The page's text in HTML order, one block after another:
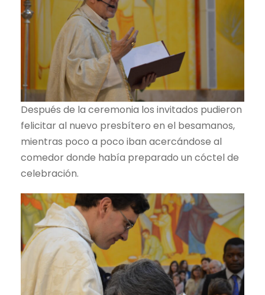
Después de la ceremonia los invitados pudieron
felicitar al nuevo presbítero en el besamanos,
mientras poco a poco iban acercándose al
comedor donde había preparado un cóctel de
celebración.